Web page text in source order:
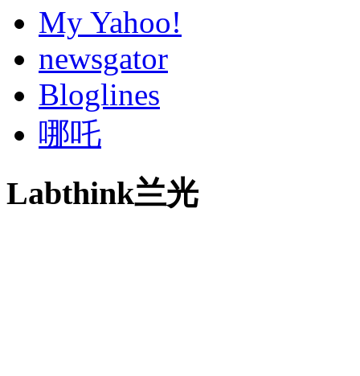
My Yahoo!
newsgator
Bloglines
哪吒
Labthink兰光